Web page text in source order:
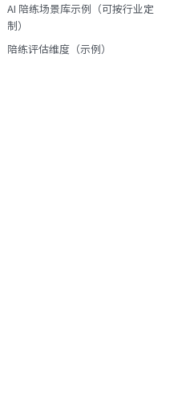
AI 陪练场景库示例（可按行业定
制）
陪练评估维度（示例）